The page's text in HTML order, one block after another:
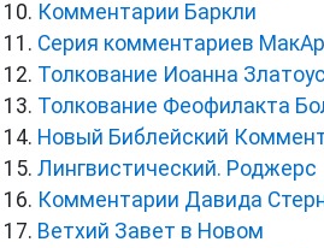
Комментарии Баркли
Серия комментариев
Толкование Иоанна
Толкование Феофилакта
Новый Библейский
Лингвистический. Роджерс
Комментарии Давида
Ветхий Завет в Новом